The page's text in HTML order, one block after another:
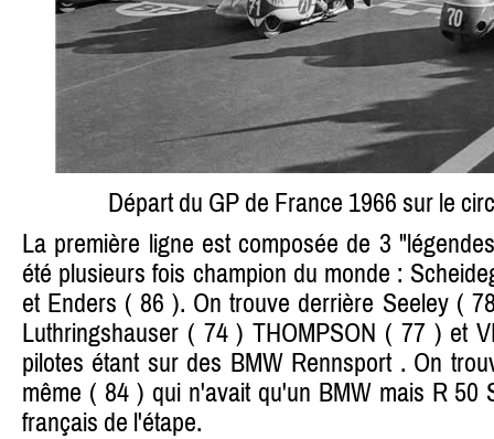
Départ du GP de France 1966 sur le
La première ligne est composée de 3
été plusieurs fois champion du monde :
et Enders ( 86 ). On trouve derrière Seeley (
Luthringshauser ( 74 ) THOMPSON ( 77 ) et
pilotes étant sur des BMW Rennsport . On
même ( 84 ) qui n'avait qu'un BMW mais R 50
français de l'étape.